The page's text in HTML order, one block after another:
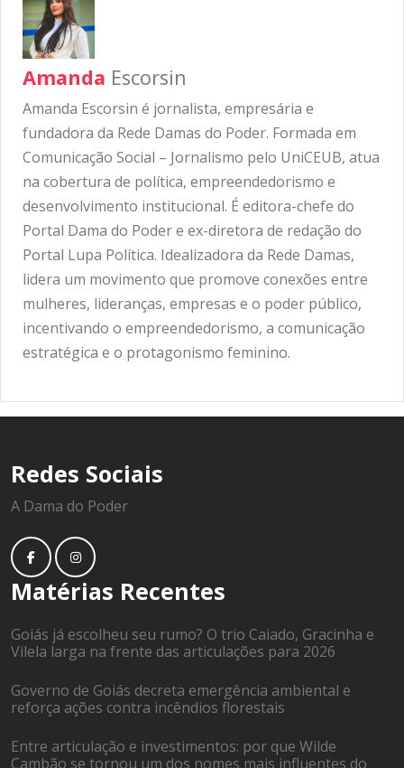
Amanda Escorsin
Amanda Escorsin é jornalista, empresária e
fundadora da Rede Damas do Poder. Formada em
Comunicação Social – Jornalismo pelo UniCEUB, atua
na cobertura de política, empreendedorismo e
desenvolvimento institucional. É editora-chefe do
Portal Dama do Poder e ex-diretora de redação do
Portal Lupa Política. Idealizadora da Rede Damas,
lidera um movimento que promove conexões entre
mulheres, lideranças, empresas e o poder público,
incentivando o empreendedorismo, a comunicação
estratégica e o protagonismo feminino.
Redes Sociais
A Dama do Poder
Matérias Recentes
Goiás já escolheu seu rumo? O trio Caiado, Gracinha e
Vilela larga na frente das articulações para 2026
Governo de Goiás decreta emergência ambiental e
reforça ações contra incêndios florestais
Entre articulação e investimentos: por que Wilde
Cambão se tornou um dos nomes mais influentes do